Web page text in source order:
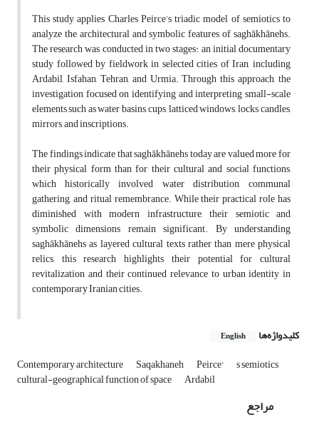
This study applies Charles Peirce’s triadic model of semiotics to
analyze the architectural and symbolic features of saghākhānehs.
The research was conducted in two stages: an initial documentary
study followed by fieldwork in selected cities of Iran, including
Ardabil, Isfahan, Tehran, and Urmia. Through this approach, the
investigation focused on identifying and interpreting small-scale
elements such as water basins, cups, latticed windows, locks, candles,
mirrors, and inscriptions.
The findings indicate that saghākhānehs today are valued more for
their physical form than for their cultural and social functions,
which historically involved water distribution, communal
gathering, and ritual remembrance. While their practical role has
diminished with modern infrastructure, their semiotic and
symbolic dimensions remain significant. By understanding
saghākhānehs as layered cultural texts rather than mere physical
relics, this research highlights their potential for cultural
revitalization and their continued relevance to urban identity in
contemporary Iranian cities.
کلیدواژه‌ها English
Contemporary architecture Saqakhaneh Peirce' s semiotics
cultural-geographical function of space Ardabil
مراجع